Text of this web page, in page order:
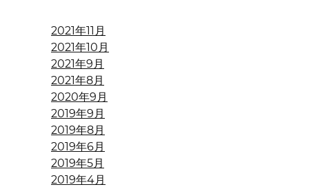
2021年11月
2021年10月
2021年9月
2021年8月
2020年9月
2019年9月
2019年8月
2019年6月
2019年5月
2019年4月